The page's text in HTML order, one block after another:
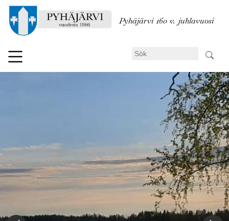
till
Pyhäjärvi 160 v. juhlavuosi
Sök